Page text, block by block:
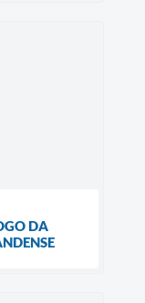
DA